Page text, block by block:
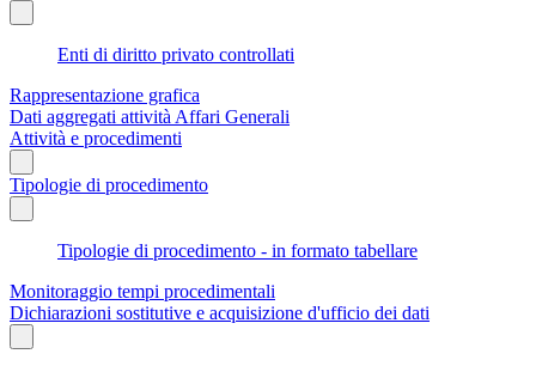
Enti di diritto privato controllati
Rappresentazione grafica
Dati aggregati attività Affari Generali
Attività e procedimenti
Tipologie di procedimento
Tipologie di procedimento - in formato tabellare
Monitoraggio tempi procedimentali
Dichiarazioni sostitutive e acquisizione d'ufficio dei dati